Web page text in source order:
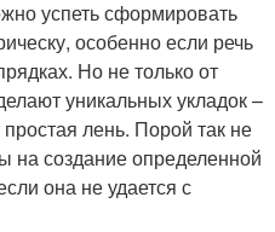
успеть сформировать
особенно если речь
Но не только от
уникальных укладок –
лень. Порой так не
на создание определенной
она не удается с